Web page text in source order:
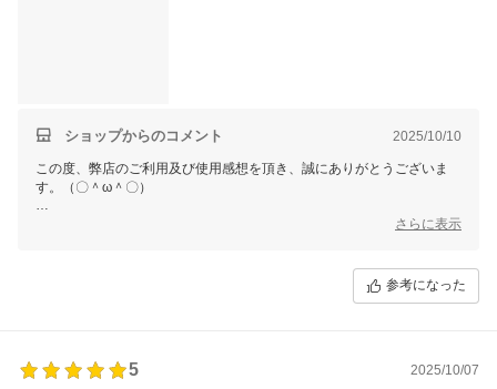
ショップからのコメント 2025/10/10
この度、弊店のご利用及び使用感想を頂き、誠にありがとうございま
す。（〇＾ω＾〇）
ご多用にもかかわらず、丁寧なご使用感想をいただき本当に嬉しい限り
お買い上げ商品は少しでもお客様のお役に立てれば幸いです。
これからもまた何がございましたら、是非お気軽にショップまでお問い
を開始してください。
さらに表示
参考になった
5
2025/10/07